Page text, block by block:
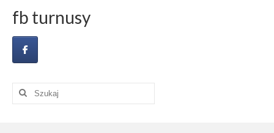
fb turnusy
Szuklaj